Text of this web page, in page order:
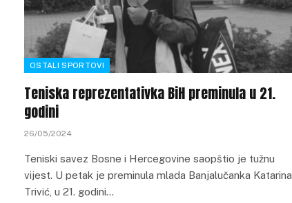
OSTALI SPORTOVI
Teniska reprezentativka BiH preminula u 21.
godini
26/05/2024
Teniski savez Bosne i Hercegovine saopštio je tužnu
vijest. U petak je preminula mlada Banjalučanka Katarina
Trivić, u 21. godini…